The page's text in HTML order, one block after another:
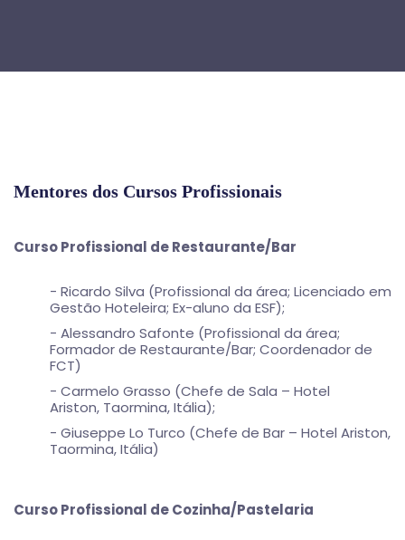
Mentores dos Cursos Profissionais
Curso Profissional de Restaurante/Bar
- Ricardo Silva (Profissional da área; Licenciado em
Gestão Hoteleira; Ex-aluno da ESF);
- Alessandro Safonte (Profissional da área;
Formador de Restaurante/Bar; Coordenador de
FCT)
- Carmelo Grasso (Chefe de Sala – Hotel
Ariston, Taormina, Itália);
- Giuseppe Lo Turco (Chefe de Bar – Hotel Ariston,
Taormina, Itália)
Curso Profissional de Cozinha/Pastelaria